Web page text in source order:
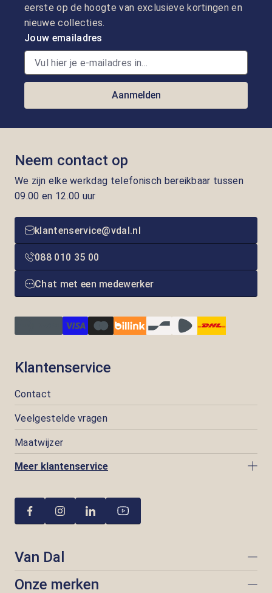
eerste op de hoogte van exclusieve kortingen en
nieuwe collecties.
Jouw emailadres
Aanmelden
Neem contact op
We zijn elke werkdag telefonisch bereikbaar tussen
09.00 en 12.00 uur
klantenservice@vdal.nl
088 010 35 00
Chat met een medewerker
Klantenservice
Contact
Veelgestelde vragen
Maatwijzer
Meer klantenservice
Van Dal
Onze merken